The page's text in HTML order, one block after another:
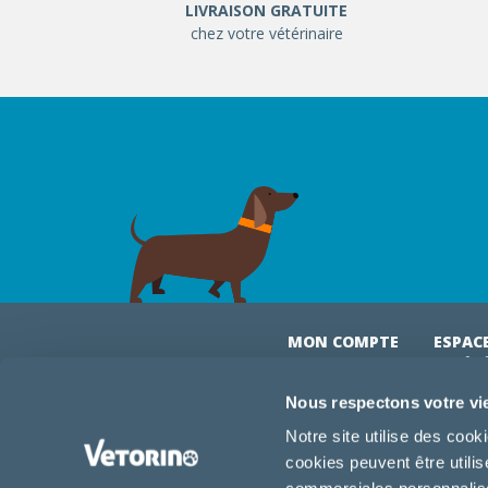
Nous respectons votre
Notre site utilise des
cookies peuvent être
LIVRAISON GRATUITE
chez votre vétérinaire
MON COMPTE
Mon compte
Mes commandes
Mes abonnements
&